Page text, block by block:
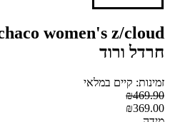
חרדל ורוד
זמינות: קיים במלאי
₪469.90
₪369.00